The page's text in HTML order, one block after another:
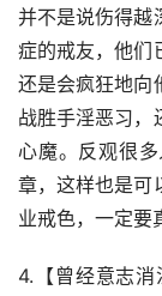
并不是说伤得越
症的戒友，他们
还是会疯狂地向
战胜手淫恶习，
心魔。反观很
章，这样也是可
业戒色，一定要
4.【曾经意志